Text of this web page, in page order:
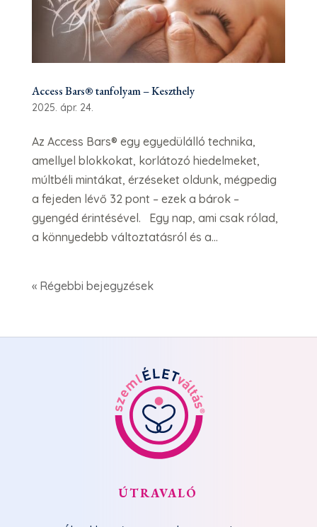
Access Bars® tanfolyam – Keszthely
2025. ápr. 24.
Az Access Bars® egy egyedülálló technika,
amellyel blokkokat, korlátozó hiedelmeket,
múltbéli mintákat, érzéseket oldunk, mégpedig
a fejeden lévő 32 pont – ezek a bárok –
gyengéd érintésével. Egy nap, ami csak rólad,
a könnyedebb változtatásról és a...
« Régebbi bejegyzések
ÚTRAVALÓ